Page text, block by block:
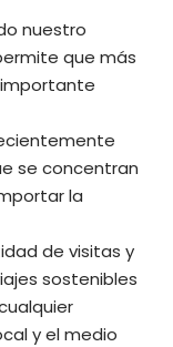
nuestro
que más
importante
se concentran
la
de visitas y
sostenibles
y el medio